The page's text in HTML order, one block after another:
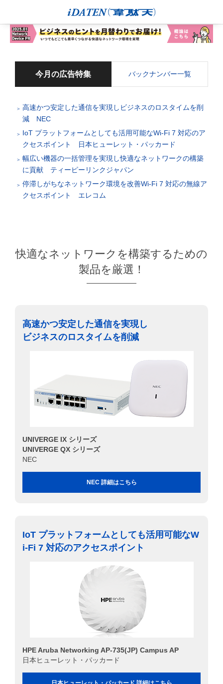
今月の広告特集 バックナンバー一覧
高速かつ安定した通信を実現しビジネスのロスタイムを削
減 NEC
IoT プラットフォームとしても活用可能なWi-Fi 7 対応のア
クセスポイント 日本ヒューレット・パッカード
幅広い機器の一括管理を実現し快適なネットワークの構築
に貢献 ティーピーリンクジャパン
停滞しがちなネットワーク環境を改善Wi-Fi 7 対応の無線ア
クセスポイント エレコム
快適なネットワークを構築するための
製品を厳選！
高速かつ安定した通信を実現し
ビジネスのロスタイムを削減
UNIVERGE IX シリーズ
UNIVERGE QX シリーズ
NEC
NEC 詳細はこちら
IoT プラットフォームとしても活用可能なW
i-Fi 7 対応のアクセスポイント
HPE Aruba Networking AP-735(JP) Campus AP
日本ヒューレット・パッカード